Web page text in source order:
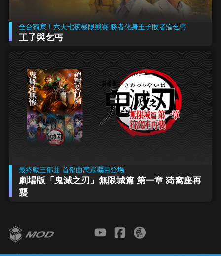
全台獨家！六天七夜極限競賽 勝者化身王子敗者淪乞丐
王子與乞丐
最終戰三部曲 首部曲萬眾矚目登場
劇場版「鬼滅之刃」無限城篇 第一章 猗窩座再
襲